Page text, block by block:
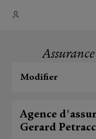
Modifier
Agence
Gerard